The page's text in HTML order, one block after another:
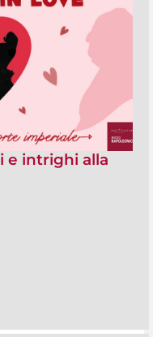
e intrighi alla